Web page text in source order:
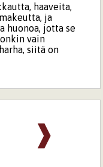
haaveita,
ja
huonoa, jotta se
vain
siitä on
❱